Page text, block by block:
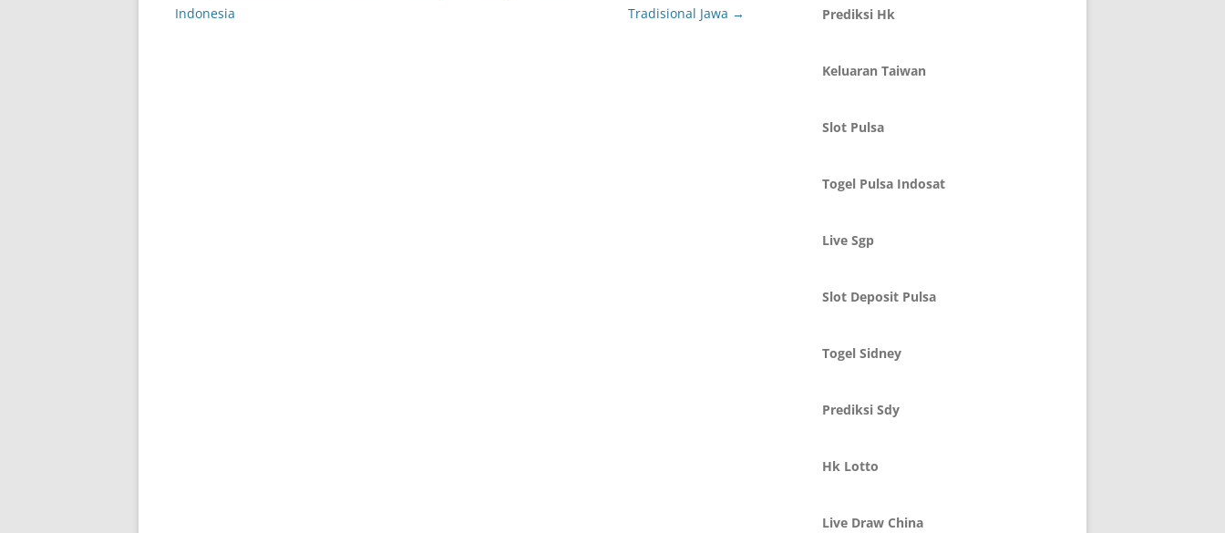
navigation
Indonesia
Tradisional Jawa → Prediksi Hk
Keluaran Taiwan
Slot Pulsa
Togel Pulsa Indosat
Live Sgp
Slot Deposit Pulsa
Togel Sidney
Prediksi Sdy
Hk Lotto
Live Draw China